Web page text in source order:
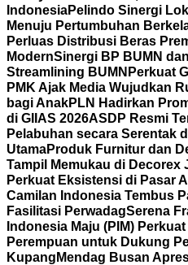
IndonesiaPelindo Sinergi
Menuju Pertumbuhan
Perluas Distribusi Beras
ModernSinergi BP BUMN
Streamlining BUMN Perkuat
PMK Ajak Media Wujudkan
bagi AnakPLN Hadirkan
di GIIAS 2026ASDP Resmi
Pelabuhan secara Serentak
UtamaProduk Furnitur dan
Tampil Memukau di Decorex
Perkuat Eksistensi di Pasar
Camilan Indonesia Tembus
Fasilitasi PerwadagSerena
Indonesia Maju (PIM)
Perempuan untuk Dukung
Kupang Mendag Busan